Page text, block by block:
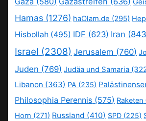
Hamas (1276) haOlam.de (295)
Hisbollah (495) IDF (623) Iran
Israel (2308) Jerusalem (760)
Juden (769) Judäa und Samaria
Libanon (363) PA (235)
Philosophia Perennis (575) Raketen
Horn (271) Russland (410) SPD (225)